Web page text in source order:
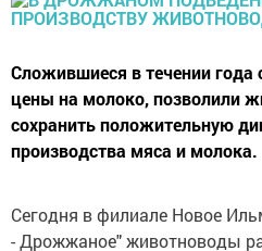
Сложившиеся в течении года
цены на молоко, позволили
сохранить положительную
производства мяса и молока.
Сегодня в филиале Новое
- Дрожжаное" животноводы